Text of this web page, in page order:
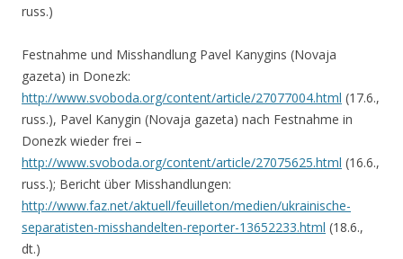
russ.)
Festnahme und Misshandlung Pavel Kanygins (Novaja
gazeta) in Donezk:
http://www.svoboda.org/content/article/27077004.html (17.6.,
russ.), Pavel Kanygin (Novaja gazeta) nach Festnahme in
Donezk wieder frei –
http://www.svoboda.org/content/article/27075625.html (16.6.,
russ.); Bericht über Misshandlungen:
http://www.faz.net/aktuell/feuilleton/medien/ukrainische-
separatisten-misshandelten-reporter-13652233.html (18.6.,
dt.)